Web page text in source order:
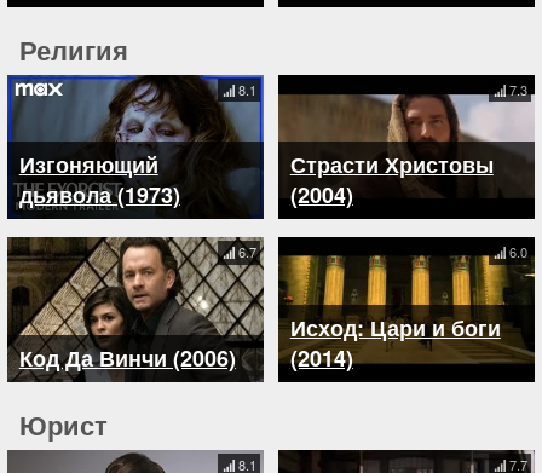
Религия
Изгоняющий
дьявола (1973)
8.1
Страсти Христовы
(2004)
7.3
Код Да Винчи (2006)
6.7
Исход: Цари и боги
(2014)
6.0
Юрист
8.1 7.7